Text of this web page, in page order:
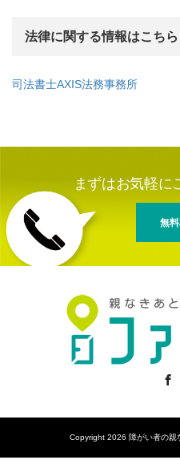
法律に関する情報はこちら
司法書士AXIS法務事務所
まずはお気軽に
無
Copyright 2026 障がい者の親